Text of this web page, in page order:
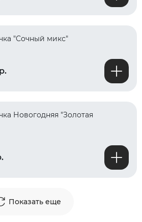
"Сочный микс"
Новогодняя "Золотая
Показать еще